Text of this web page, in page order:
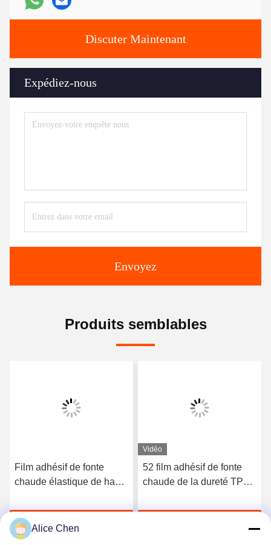
Discuter Maintenant
Expédiez-nous
Envoyez
Produits semblables
Film adhésif de fonte
chaude élastique de haute
3412
Discuter Maintenant
Vidéo
52 film adhésif de fonte
chaude de la dureté TPU
vêtements sans couture
Alice Chen